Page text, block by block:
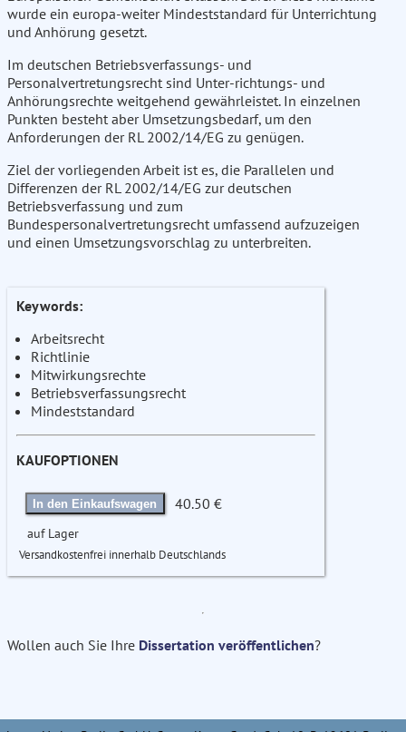
wurde ein europa-weiter Mindeststandard für Unterrichtung
und Anhörung gesetzt.
Im deutschen Betriebsverfassungs- und
Personalvertretungsrecht sind Unter-richtungs- und
Anhörungsrechte weitgehend gewährleistet. In einzelnen
Punkten besteht aber Umsetzungsbedarf, um den
Anforderungen der RL 2002/14/EG zu genügen.
Ziel der vorliegenden Arbeit ist es, die Parallelen und
Differenzen der RL 2002/14/EG zur deutschen
Betriebsverfassung und zum
Bundespersonalvertretungsrecht umfassend aufzuzeigen
und einen Umsetzungsvorschlag zu unterbreiten.
Keywords:
Arbeitsrecht
Richtlinie
Mitwirkungsrechte
Betriebsverfassungsrecht
Mindeststandard
KAUFOPTIONEN
In den Einkaufswagen 40.50 €
auf Lager
Versandkostenfrei innerhalb Deutschlands
Wollen auch Sie Ihre Dissertation veröffentlichen?